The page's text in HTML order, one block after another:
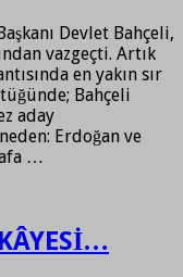
Devlet Bahçeli,
vazgeçti. Artık
en yakın sır
Bahçeli
aday
Erdoğan ve
…